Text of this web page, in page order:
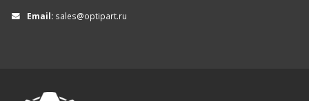
Email: sales@optipart.ru